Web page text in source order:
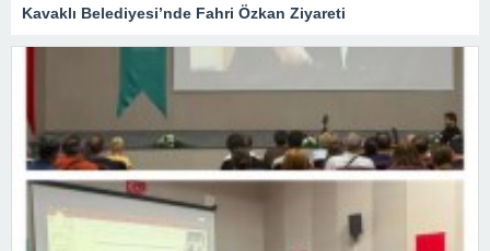
Kavaklı Belediyesi’nde Fahri Özkan Ziyareti